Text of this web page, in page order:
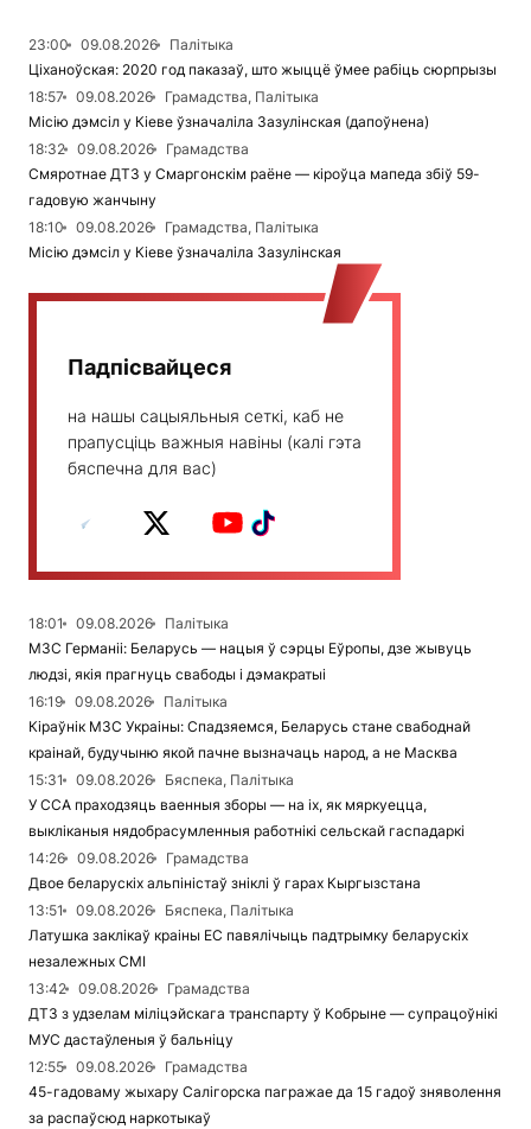
23:00 09.08.2026
Палітыка
Ціханоўская: 2020 год паказаў, што жыццё ўмее рабіць сюрпрызы
18:57
09.08.2026
Грамадства, Палітыка
Місію дэмсіл у Кіеве ўзначаліла Зазулінская (дапоўнена)
18:32
09.08.2026
Грамадства
Смяротнае ДТЗ у Смаргонскім раёне — кіроўца мапеда збіў 59-
гадовую жанчыну
18:10
09.08.2026
Грамадства, Палітыка
Місію дэмсіл у Кіеве ўзначаліла Зазулінская
Падпісвайцеся
на нашы сацыяльныя сеткі, каб не
прапусціць важныя навіны (калі гэта
бяспечна для вас)
18:01 09.08.2026
Палітыка
МЗС Германіі: Беларусь — нацыя ў сэрцы Еўропы, дзе жывуць
людзі, якія прагнуць свабоды і дэмакратыі
16:19
09.08.2026
Палітыка
Кіраўнік МЗС Украіны: Спадзяемся, Беларусь стане свабоднай
краінай, будучыню якой пачне вызначаць народ, а не Масква
15:31
09.08.2026
Бяспека, Палітыка
У ССА праходзяць ваенныя зборы — на іх, як мяркуецца,
выкліканыя нядобрасумленныя работнікі сельскай гаспадаркі
14:26
09.08.2026
Грамадства
Двое беларускіх альпіністаў зніклі ў гарах Кыргызстана
13:51
09.08.2026
Бяспека, Палітыка
Латушка заклікаў краіны ЕС павялічыць падтрымку беларускіх
незалежных СМІ
13:42
09.08.2026
Грамадства
ДТЗ з удзелам міліцэйскага транспарту ў Кобрыне — супрацоўнікі
МУС дастаўленыя ў бальніцу
12:55
09.08.2026
Грамадства
45-гадоваму жыхару Салігорска пагражае да 15 гадоў зняволення
за распаўсюд наркотыкаў